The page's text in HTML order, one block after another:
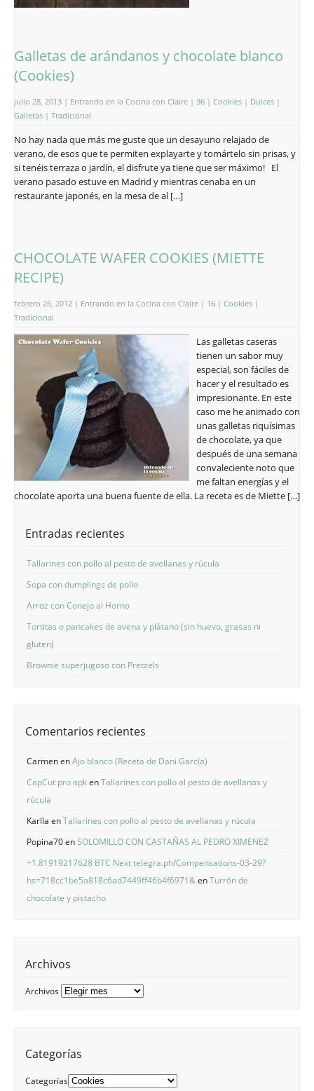
Galletas de arándanos y chocolate blanco
(Cookies)
julio 28, 2013 | Entrando en la Cocina con Claire | 36 | Cookies | Dulces |
Galletas | Tradicional
No hay nada que más me guste que un desayuno relajado de
verano, de esos que te permiten explayarte y tomártelo sin prisas, y
si tenéis terraza o jardín, el disfrute ya tiene que ser máximo! El
verano pasado estuve en Madrid y mientras cenaba en un
restaurante japonés, en la mesa de al […]
CHOCOLATE WAFER COOKIES (MIETTE
RECIPE)
febrero 26, 2012 | Entrando en la Cocina con Claire | 16 | Cookies |
Tradicional
Las galletas caseras
tienen un sabor muy
especial, son fáciles de
hacer y el resultado es
impresionante. En este
caso me he animado con
unas galletas riquísimas
de chocolate, ya que
después de una semana
convaleciente noto que
me faltan energías y el
chocolate aporta una buena fuente de ella. La receta es de Miette […]
Entradas recientes
Tallarines con pollo al pesto de avellanas y rúcula
Sopa con dumplings de pollo
Arroz con Conejo al Horno
Tortitas o pancakes de avena y plátano (sin huevo, grasas ni
gluten)
Brownie superjugoso con Pretzels
Comentarios recientes
CarmenenAjo blanco (Receta de Dani García)
CapCut pro apkenTallarines con pollo al pesto de avellanas y
rúcula
Karlla enTallarines con pollo al pesto de avellanas y rúcula
Popina70enSOLOMILLO CON CASTAÑAS AL PEDRO XIMENEZ
+1.81919217628 BTC Next telegra.ph/Compensations-03-29?
hs=718cc1be5a818c6ad7449ff46b4f6971&enTurrón de
chocolate y pistacho
Archivos
Archivos
Categorías
Categorías